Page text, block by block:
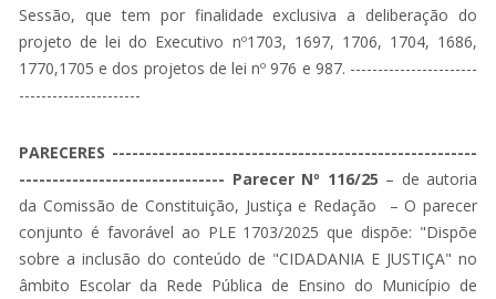
Sessão, que tem por finalidade exclusiva a deliberação do
projeto de lei do Executivo nº1703, 1697, 1706, 1704, 1686,
1770,1705 e dos projetos de lei nº 976 e 987. -----------------------
----------------------
PARECERES -------------------------------------------------------
------------------------------- Parecer Nº 116/25 – de autoria
da Comissão de Constituição, Justiça e Redação ­ – O parecer
conjunto é favorável ao PLE 1703/2025 que dispõe: "Dispõe
sobre a inclusão do conteúdo de "CIDADANIA E JUSTIÇA" no
âmbito Escolar da Rede Pública de Ensino do Município de